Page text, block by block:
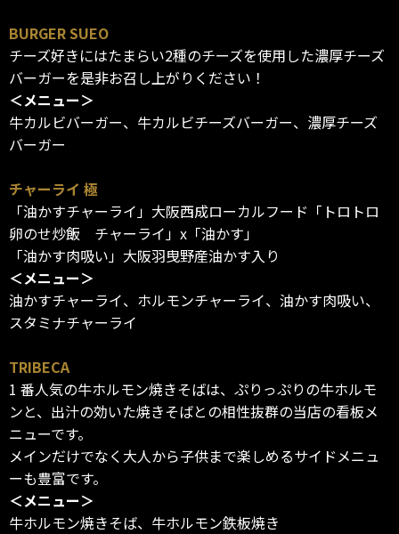
BURGER SUEO
チーズ好きにはたまらい2種のチーズを使用した濃厚チーズ
バーガーを是非お召し上がりください！
＜メニュー＞
牛カルビバーガー、牛カルビチーズバーガー、濃厚チーズ
バーガー
チャーライ 極
「油かすチャーライ」大阪西成ローカルフード「トロトロ
卵のせ炒飯 チャーライ」x「油かす」
「油かす肉吸い」大阪羽曳野産油かす入り
＜メニュー＞
油かすチャーライ、ホルモンチャーライ、油かす肉吸い、
スタミナチャーライ
TRIBECA
1 番人気の牛ホルモン焼きそばは、ぷりっぷりの牛ホルモ
ンと、出汁の効いた焼きそばとの相性抜群の当店の看板メ
ニューです。
メインだけでなく大人から子供まで楽しめるサイドメニュ
ーも豊富です。
＜メニュー＞
牛ホルモン焼きそば、牛ホルモン鉄板焼き